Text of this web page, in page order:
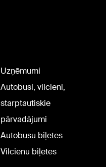
Uzņēmumi
Autobusi, vilcieni,
starptautiskie
pārvadājumi
Autobusu biļetes
Vilcienu biļetes